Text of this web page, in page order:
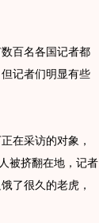
百名各国记者都
记者们明显有些
在采访的对象，
被挤翻在地，记者
了很久的老虎，